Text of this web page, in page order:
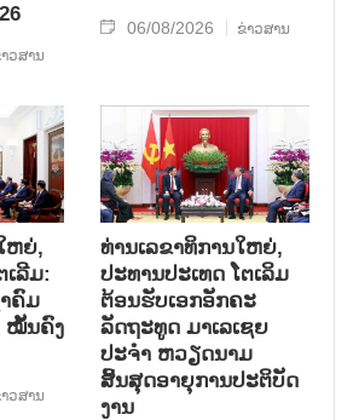
ວສານ
06/08/2026 ຂ່າວສານ
ຫຍ່,
ເລີມ:
ຄົມ
ໝັ້ນຄົງ
ວສານ
ທ່ານເລຂາທິການໃຫຍ່,
ປະທານປະເທດ ໂຕເລິມ
ຕ້ອນຮັບເອກອັກຄະ
ລັດຖະທູດ ມາເລເຊຍ
ປະຈຳ ຫວຽດນາມ
ສິ້ນສຸດອາຍຸການປະຕິບັດ
ງານ